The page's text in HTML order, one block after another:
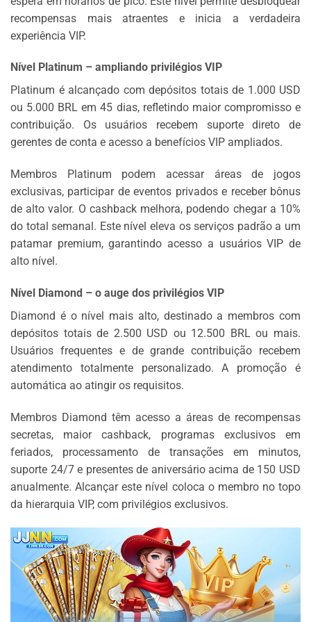
recompensas mais atraentes e inicia a verdadeira
experiência VIP.
Nível Platinum – ampliando privilégios VIP
Platinum é alcançado com depósitos totais de 1.000 USD
ou 5.000 BRL em 45 dias, refletindo maior compromisso e
contribuição. Os usuários recebem suporte direto de
gerentes de conta e acesso a benefícios VIP ampliados.
Membros Platinum podem acessar áreas de jogos
exclusivas, participar de eventos privados e receber bônus
de alto valor. O cashback melhora, podendo chegar a 10%
do total semanal. Este nível eleva os serviços padrão a um
patamar premium, garantindo acesso a usuários VIP de
alto nível.
Nível Diamond – o auge dos privilégios VIP
Diamond é o nível mais alto, destinado a membros com
depósitos totais de 2.500 USD ou 12.500 BRL ou mais.
Usuários frequentes e de grande contribuição recebem
atendimento totalmente personalizado. A promoção é
automática ao atingir os requisitos.
Membros Diamond têm acesso a áreas de recompensas
secretas, maior cashback, programas exclusivos em
feriados, processamento de transações em minutos,
suporte 24/7 e presentes de aniversário acima de 150 USD
anualmente. Alcançar este nível coloca o membro no topo
da hierarquia VIP, com privilégios exclusivos.